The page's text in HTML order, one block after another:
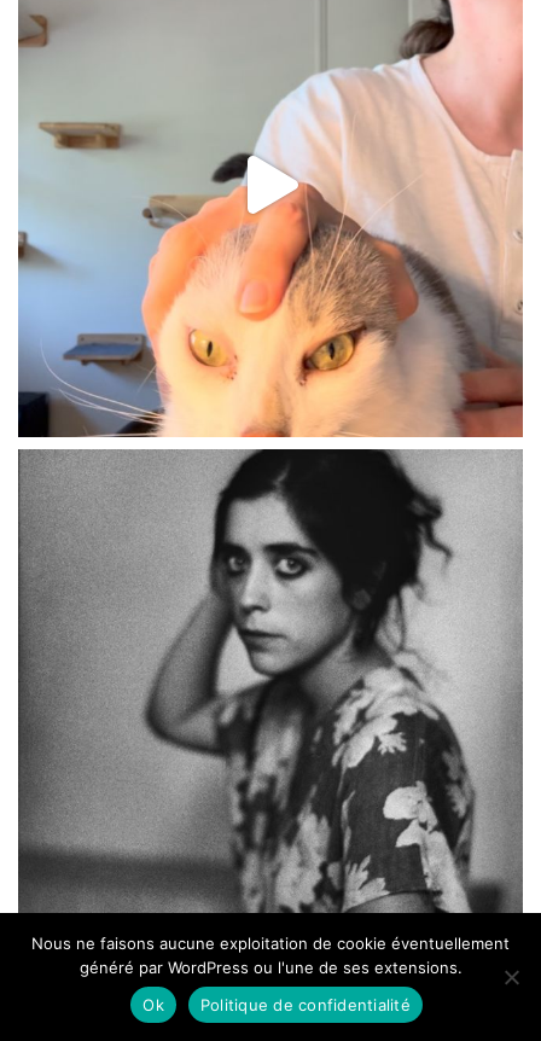
Nous ne faisons aucune exploitation de cookie éventuellement
généré par WordPress ou l'une de ses extensions.
Ok
Politique de confidentialité